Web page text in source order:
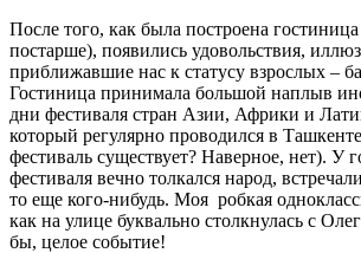
После того, как была построена
постарше), появились удовольствия,
приближавшие нас к статусу взрослых –
Гостиница принимала большой наплыв
дни фестиваля стран Азии, Африки и
который регулярно проводился в
фестиваль существует? Наверное, нет). У
фестиваля вечно толкался народ,
то еще кого-нибудь. Моя робкая
как на улице буквально столкнулась с
бы, целое событие!